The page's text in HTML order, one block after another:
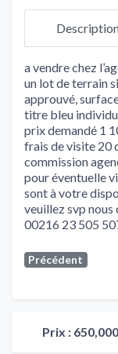
a vendre chez
un lot de terrain
approuvé,
titre bleu
prix demandé 1
frais de visite 20
commission
pour éventuelle
sont à votre
veuillez svp
00216 23 505
Précédent
Prix :